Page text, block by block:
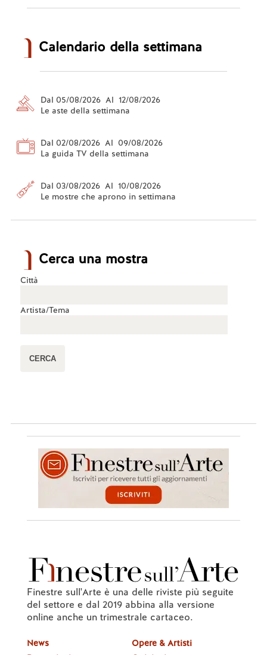
Calendario della settimana
Dal 05/08/2026 Al 12/08/2026
Le aste della settimana
Dal 02/08/2026 Al 09/08/2026
La guida TV della settimana
Dal 03/08/2026 Al 10/08/2026
Le mostre che aprono in settimana
Cerca una mostra
Città
Artista/Tema
Finestre sull'Arte è una delle riviste più seguite
del settore e dal 2019 abbina alla versione
online anche un trimestrale cartaceo.
News
Opere & Artisti